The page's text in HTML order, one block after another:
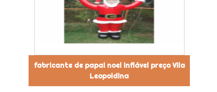
fabricante de papai noel inflável preço Vila
Leopoldina